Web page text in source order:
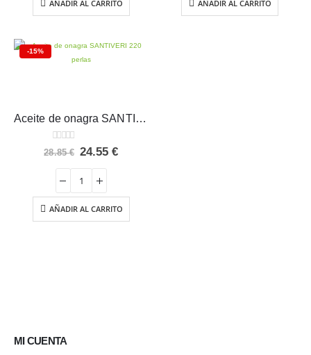
AÑADIR AL CARRITO AÑADIR AL CARRITO
-15%
Aceite de onagra SANTIVERI 220 perlas
0 out of 5
28.85€ El
era:
28.85 €.
24.55€El
24.55 €.
AÑADIR AL CARRITO
MI CUENTA